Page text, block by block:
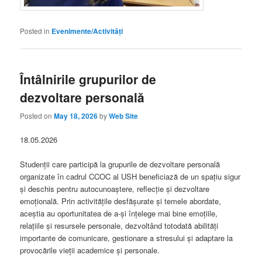
Posted in Evenimente/Activități
Întâlnirile grupurilor de
dezvoltare personală
Posted onMay 18, 2026byWeb Site
18.05.2026
Studenții care participă la grupurile de dezvoltare personală
organizate în cadrul CCOC al USH beneficiază de un spațiu sigur
și deschis pentru autocunoaștere, reflecție și dezvoltare
emoțională. Prin activitățile desfășurate și temele abordate,
aceștia au oportunitatea de a-și înțelege mai bine emoțiile,
relațiile și resursele personale, dezvoltând totodată abilități
importante de comunicare, gestionare a stresului și adaptare la
provocările vieții academice și personale.